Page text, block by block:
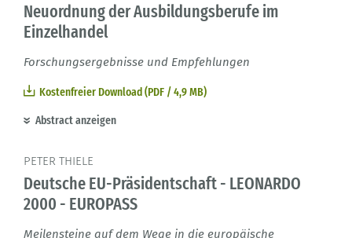
Neuordnung der Ausbildungsberufe im
Einzelhandel
Forschungsergebnisse und Empfehlungen
Kostenfreier Download (PDF / 4,9 MB)
Abstract anzeigen
PETER THIELE
Deutsche EU-Präsidentschaft - LEONARDO
2000 - EUROPASS
Meilensteine auf dem Wege in die europäische